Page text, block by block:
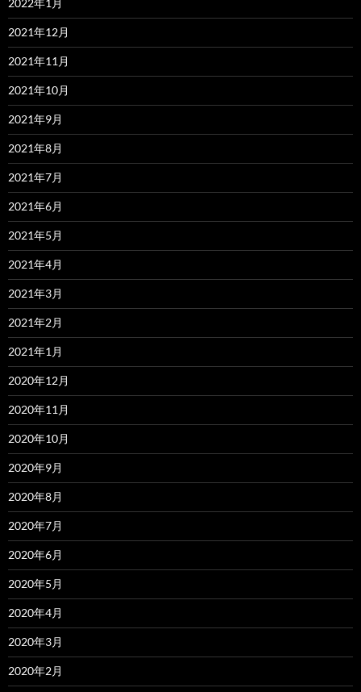
2022年1月
2021年12月
2021年11月
2021年10月
2021年9月
2021年8月
2021年7月
2021年6月
2021年5月
2021年4月
2021年3月
2021年2月
2021年1月
2020年12月
2020年11月
2020年10月
2020年9月
2020年8月
2020年7月
2020年6月
2020年5月
2020年4月
2020年3月
2020年2月